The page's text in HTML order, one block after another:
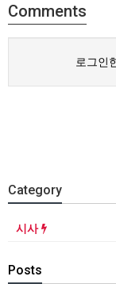
Comments
로그인
Category
시사
Posts